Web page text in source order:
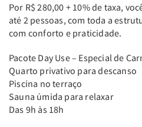
Por R$ 280,00 + 10% de taxa,
até 2 pessoas, com toda a
com conforto e praticidade.
Pacote Day Use – Especial de
Quarto privativo para descanso
Piscina no terraço
Sauna úmida para relaxar
Das 9h às 18h